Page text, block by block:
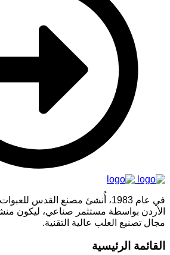
في عام 1983، أُنشئ مصنع القدس
الأردن بواسطة مستثمر صناعي، ليكون
مجال تصنيع العلب عالية التقنية.
القائمة الرئيسية